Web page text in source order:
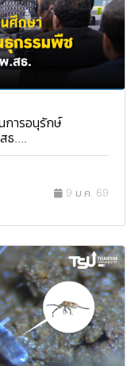
ารอนุรักษ์
....
9 ม.ค. 69